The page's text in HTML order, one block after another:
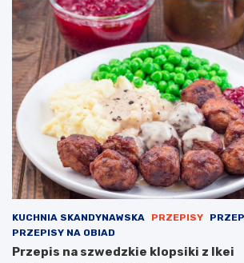
KUCHNIA SKANDYNAWSKA PRZEPISY
PRZEPISY NA OBIAD
Przepis na szwedzkie klopsiki z Ikei